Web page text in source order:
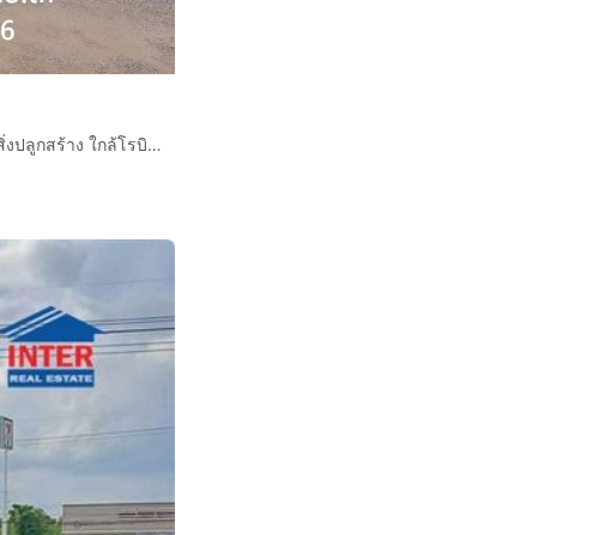
ที่ดินพร้อมสิ่งปลูกสร้าง 1 ไร่ 355 ตร.ว. ที่ดินพร้อมสิ่งปลูกสร้าง ใกล้โรบินสันกาญจนบุรี เพียง 750 เมตร ถนนเลี่ยงเมืองกาญจนบุรี